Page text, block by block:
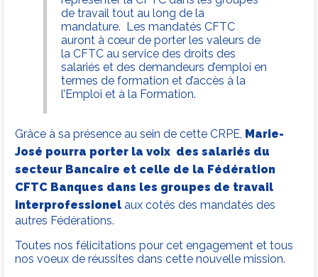
de travail tout au long de la
mandature. Les mandatés CFTC
auront à cœur de porter les valeurs de
la CFTC au service des droits des
salariés et des demandeurs d’emploi en
termes de formation et d’accès à la
l’Emploi et à la Formation.
Grâce à sa présence au sein de cette CRPE, Marie-
José pourra porter la voix des salariés du
secteur Bancaire et celle de la Fédération
CFTC Banques dans les groupes de travail
interprofessionel aux cotés des mandatés des
autres Fédérations.
Toutes nos félicitations pour cet engagement et tous
nos voeux de réussites dans cette nouvelle mission.